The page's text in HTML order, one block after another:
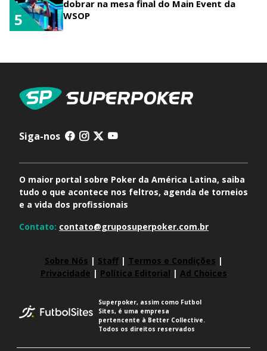
dobrar na mesa final do Main Event da
WSOP
5
Siga-nos
O maior portal sobre Poker da América Latina, saiba
tudo o que acontece nos feltros, agenda de torneios
e a vida dos profissionais
Contato: contato@gruposuperpoker.com.br
Sobre Nós | Staff| Termos e Condições |
Privacidade | Política Editorial | Ad Choices
Superpoker, assim como Futbol
Sites, é uma empresa
pertencente à Better Collective.
Todos os direitos reservados